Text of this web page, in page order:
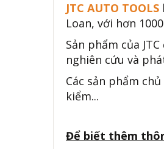
JTC AUTO TOOLS
Loan, với hơn
Sản phẩm của
nghiên cứu và
Các sản phẩm
kiểm...
Để biết thêm